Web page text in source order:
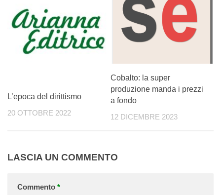
L’epoca del dirittismo
20 OTTOBRE 2022
Cobalto: la super
produzione manda i prezzi
a fondo
12 DICEMBRE 2023
LASCIA UN COMMENTO
Commento *